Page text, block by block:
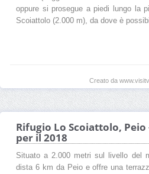
oppure si prosegue a piedi lungo la
Scoiattolo (2.000 m), da dove è
Creato da
Rifugio Lo Scoiattolo,
per il 2018
Situato a 2.000 metri sul livello del
dista 6 km da Peio e offre una